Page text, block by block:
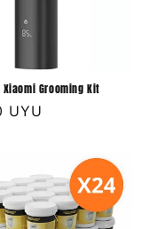
Grooming Kit
UYU